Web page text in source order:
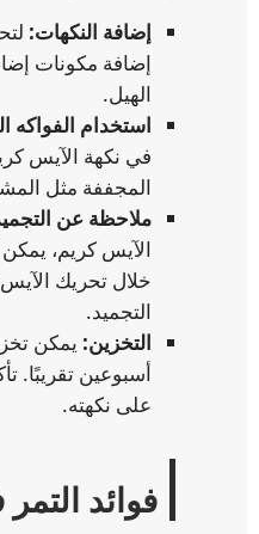
إضافة النكهات:
إضافة مكونات
الهيل.
استخدام الفواكه
في نكهة الآيس
المجففة مثل
ملاحظة عن
الآيس كريم،
التجميد.
التخزين: يمكن
أسبوعين تقريبًا.
على نكهته.
فوائد